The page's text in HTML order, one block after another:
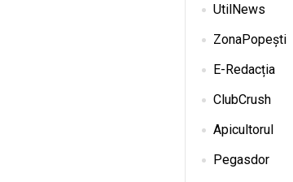
UtilNews
ZonaPopești
E-Redacția
ClubCrush
Apicultorul
Pegasdor